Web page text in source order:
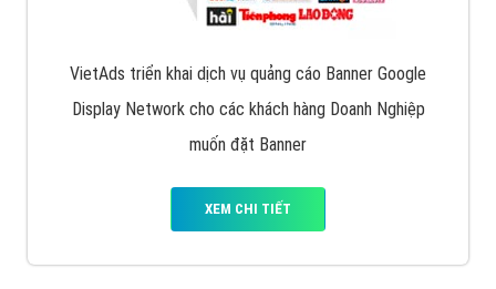
VietAds triển khai dịch vụ quảng cáo Banner Google
Display Network cho các khách hàng Doanh Nghiệp
muốn đặt Banner
XEM CHI TIẾT